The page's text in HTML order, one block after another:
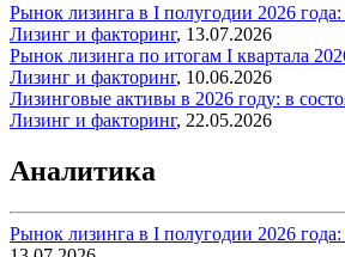
Рынок лизинга в I полугодии 2026 года:
Лизинг и факторинг, 13.07.2026
Рынок лизинга по итогам I квартала
Лизинг и факторинг, 10.06.2026
Лизинговые активы в 2026 году: в
Лизинг и факторинг, 22.05.2026
Аналитика
Рынок лизинга в I полугодии 2026 года: